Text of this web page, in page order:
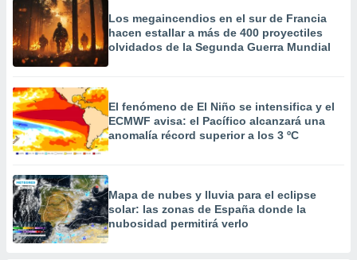
Los megaincendios en el sur de Francia
hacen estallar a más de 400 proyectiles
olvidados de la Segunda Guerra Mundial
El fenómeno de El Niño se intensifica y el
ECMWF avisa: el Pacífico alcanzará una
anomalía récord superior a los 3 ºC
Mapa de nubes y lluvia para el eclipse
solar: las zonas de España donde la
nubosidad permitirá verlo